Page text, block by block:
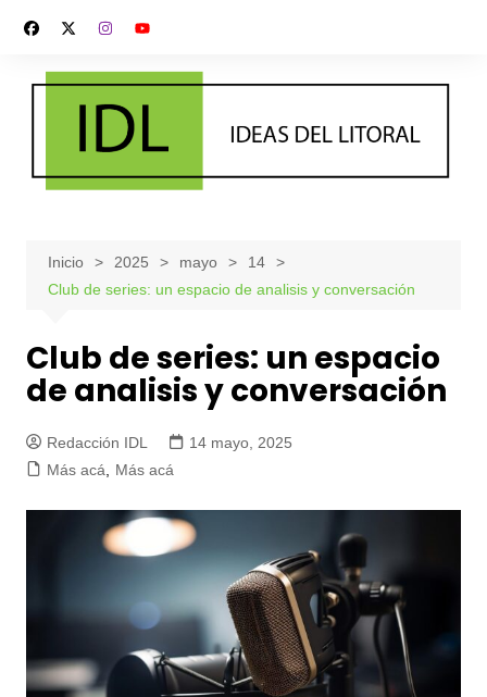
contenido
Inicio 2025 mayo
14
Club de series: un espacio de analisis y conversación
Club de series: un espacio
de analisis y conversación
Redacción IDL
14 mayo, 2025
Más acá, Más acá